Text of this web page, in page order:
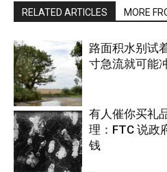
RELATED ARTICLES MORE
热点
路面积水别试
寸急流就可能
有人催你买礼
理：FTC 说政
钱